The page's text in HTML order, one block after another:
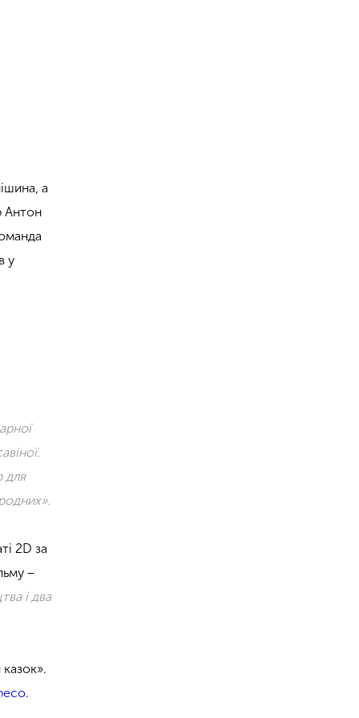
а
Антон
у
для
2D за
−
і два